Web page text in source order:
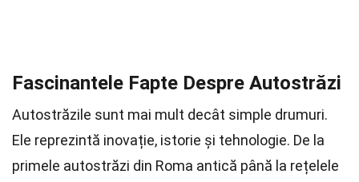
Fascinantele Fapte Despre Autostrăzi
Autostrăzile sunt mai mult decât simple drumuri.
Ele reprezintă inovație, istorie și tehnologie. De la
primele autostrăzi din Roma antică până la rețelele